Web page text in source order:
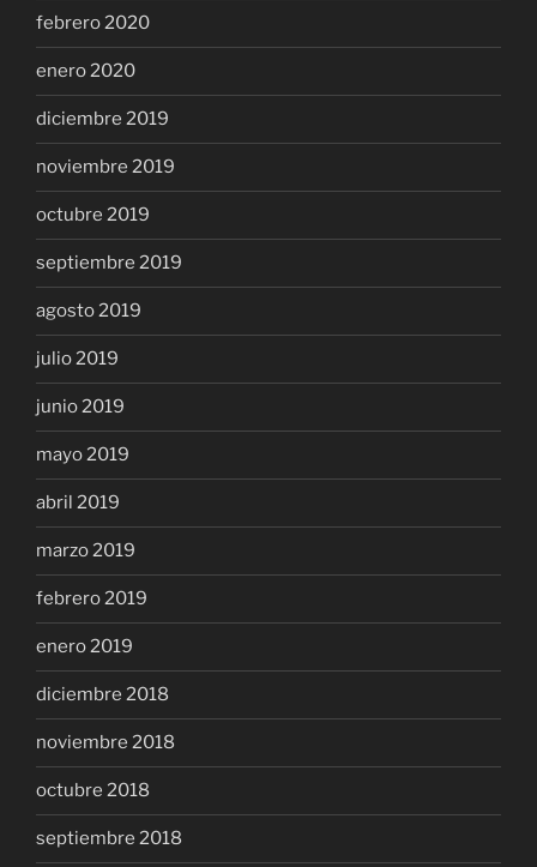
febrero 2020
enero 2020
diciembre 2019
noviembre 2019
octubre 2019
septiembre 2019
agosto 2019
julio 2019
junio 2019
mayo 2019
abril 2019
marzo 2019
febrero 2019
enero 2019
diciembre 2018
noviembre 2018
octubre 2018
septiembre 2018